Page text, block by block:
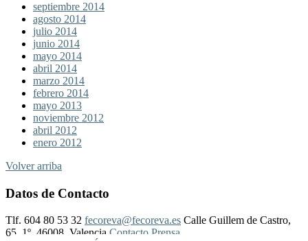
septiembre 2014
agosto 2014
julio 2014
junio 2014
mayo 2014
abril 2014
marzo 2014
febrero 2014
mayo 2013
noviembre 2012
abril 2012
enero 2012
Volver arriba
Datos de Contacto
Tlf. 604 80 53 32 fecoreva@fecoreva.es Calle Guillem de Castro,
65, 1º, 46008, Valencia Contacto Prensa